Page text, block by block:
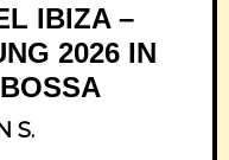
IBIZA –
2026 IN
S.